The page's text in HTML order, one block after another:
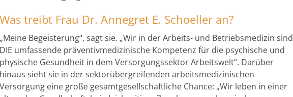
Was treibt Frau Dr. Annegret E. Schoeller an?
„Meine Begeisterung“, sagt sie. „Wir in der Arbeits- und Betriebsmedizin sind
DIE umfassende präventivmedizinische Kompetenz für die psychische und
physische Gesundheit in dem Versorgungssektor Arbeitswelt“. Darüber
hinaus sieht sie in der sektorübergreifenden arbeitsmedizinischen
Versorgung eine große gesamtgesellschaftliche Chance: „Wir leben in einer